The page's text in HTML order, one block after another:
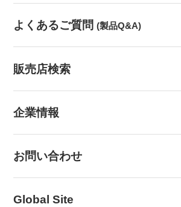
よくあるご質問 (製品Q&A)
販売店検索
企業情報
お問い合わせ
Global Site